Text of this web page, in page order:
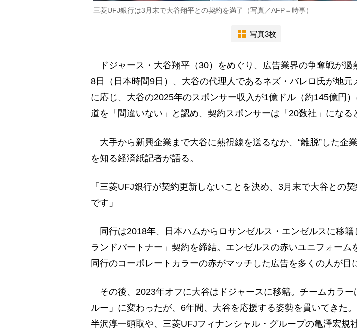
三菱UFJ銀行は3月末で大谷翔平との契約を満了（写真／AFP＝時事）
写真3枚
ドジャース・大谷翔平（30）をめぐり、広告業界の争奪戦が過
8日（日本時間9日）、大谷の代理人であるネズ・バレロ氏が地元
に応じ、大谷の2025年のスポンサー収入が1億ドル（約145億円
道を「間違いない」と認め、契約スポンサーは「20数社」になる
大手から新興企業まで大谷に熱視線を送るなか、“離脱”した企
を知る経済紙記者が語る。
「三菱UFJ銀行が契約更新しないことを決め、3月末で大谷との
です」
同行は2018年、日本ハムからロサンゼルス・エンゼルスに移籍
ランドパートナー」契約を締結。エンゼルスの赤いユニフォーム
同行のコーポレートカラーの赤がマッチした広告を多くの人が目
その後、2023年オフに大谷はドジャースに移籍。チームカラー
ルー」に変わったが、6年間、大谷を応援する姿勢を貫いてきた
半沢淳一頭取や、三菱UFJフィナンシャル・グループの亀澤宏規